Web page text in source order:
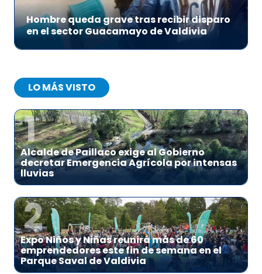
Hombre queda grave tras recibir disparo
en el sector Guacamayo de Valdivia
LO MÁS VISTO
1
Alcalde de Paillaco exige al Gobierno
decretar Emergencia Agrícola por intensas
lluvias
2
Expo Niños y Niñas reunirá más de 60
emprendedores este fin de semana en el
Parque Saval de Valdivia